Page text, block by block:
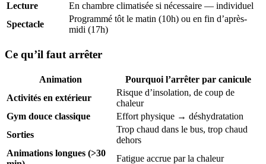
Lecture
En chambre climatisée si nécessaire — individuel
Spectacle
Programmé tôt le matin (10h) ou en fin d’après-
midi (17h)
Ce qu’il faut arrêter
Animation
Pourquoi l’arrêter par canicule
Activités en extérieur
Risque d’insolation, de coup de
chaleur
Gym douce classique
Effort physique → déshydratation
Sorties
Trop chaud dans le bus, trop chaud
dehors
Animations longues (>30
Fatigue accrue par la chaleur